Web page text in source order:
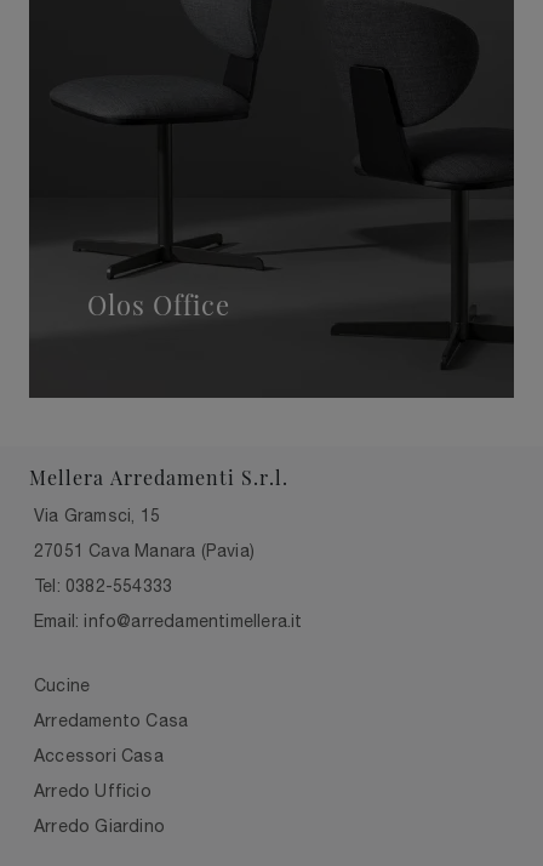
Olos Office
Mellera Arredamenti S.r.l.
Via Gramsci, 15
27051 Cava Manara (Pavia)
Tel: 0382-554333
Email: info@arredamentimellera.it
Cucine
Arredamento Casa
Accessori Casa
Arredo Ufficio
Arredo Giardino